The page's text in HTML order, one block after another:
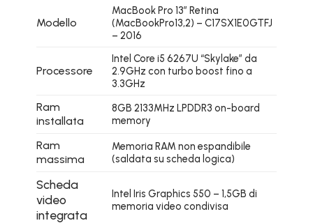
Modello
MacBook Pro 13″ Retina
(MacBookPro13,2) – C17SX1E0GTFJ
– 2016
Processore
Intel Core i5 6267U “Skylake” da
2.9GHz con turbo boost fino a
3.3GHz
Ram
installata
8GB 2133MHz LPDDR3 on-board
memory
Ram
massima
Memoria RAM non espandibile
(saldata su scheda logica)
Scheda
video
integrata
Intel Iris Graphics 550 – 1,5GB di
memoria video condivisa